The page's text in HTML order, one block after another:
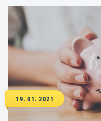
19. 01. 2021